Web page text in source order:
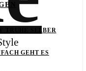
TRUHE SELBER
GEHT ES